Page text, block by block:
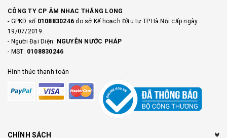
CÔNG TY CP ÂM NHAC THĂNG LONG
- GPKD số 0108830246do sở Kế hoạch Đầu tư TP.Hà Nội cấp ngày
19/07/2019.
- Người Đại Diện: NGUYỄN NƯỚC PHÁP
- MST: 0108830246
Hình thức thanh toán
CHÍNH SÁCH